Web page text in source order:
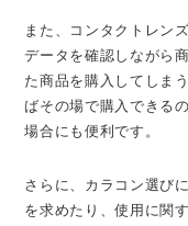
また、コンタクトレン
データを確認しながら
た商品を購入してしま
ばその場で購入できる
場合にも便利です。
さらに、カラコン選び
を求めたり、使用に関